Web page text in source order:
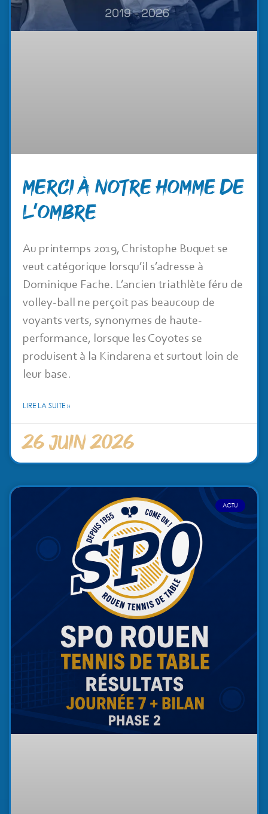
Merci à notre homme de
l’ombre
Au printemps 2019, Christophe Buquet se
veut catégorique lorsqu’il s’adresse à
Dominique Fache. L’ancien triathlète féru de
volley-ball ne perçoit pas beaucoup de
voyants verts, synonymes de haute-
performance, lorsque les Coyotes se
produisent à la Kindarena et surtout loin de
leur base.
LIRE LA SUITE »
26 juin 2026
ACTU